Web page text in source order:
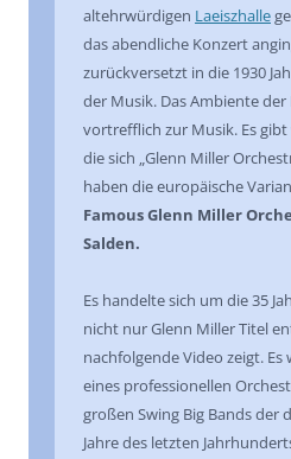
altehrwürdigen Laeiszhalle
das abendliche Konzert
zurückversetzt in die 1930
der Musik. Das Ambiente der
vortrefflich zur Musik. Es
die sich „Glenn Miller
haben die europäische
Famous Glenn Miller
Salden.
Es handelte sich um die 35
nicht nur Glenn Miller Titel
nachfolgende Video zeigt.
eines professionellen
großen Swing Big Bands der
Jahre des letzten